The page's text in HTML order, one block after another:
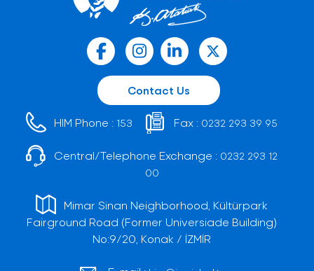
Contact Us
HIM Phone : 153 Fax : 0232 293 39 95
Central/Telephone Exchange : 0232 293 12
00
Mimar Sinan Neighborhood, Kültürpark
Fairground Road (Former Universiade Building)
No:9/20, Konak / İZMİR